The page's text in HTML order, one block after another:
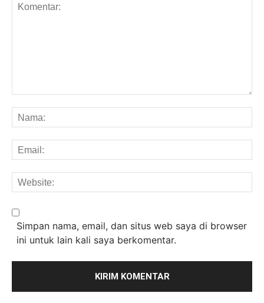
Simpan nama, email, dan situs web saya di browser
ini untuk lain kali saya berkomentar.